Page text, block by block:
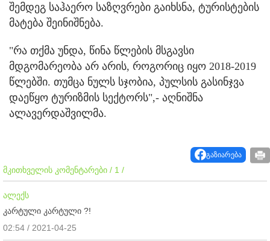
შემდეგ საჰაერო საზღვრები გაიხსნა, ტურისტების
მატება შეინიშნება.
"რა თქმა უნდა, წინა წლების მსგავსი
მდგომარეობა არ არის, როგორიც იყო 2018-2019
წლებში. თუმცა ნულს სჯობია, პულსის გასინჯვა
დაეწყო ტურიზმის სექტორს",- აღნიშნა
ალავერდაშვილმა.
გაზიარება
მკითხველის კომენტარები / 1 /
ალექს
კარტული კარტული ?!
02:54 / 2021-04-25